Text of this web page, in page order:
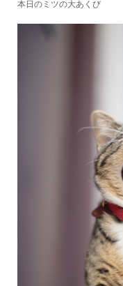
本日のミツの大あくび